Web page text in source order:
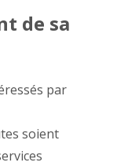
de sa
par
soient